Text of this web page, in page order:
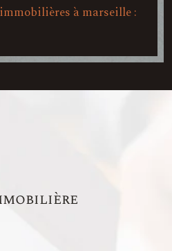
à marseille :